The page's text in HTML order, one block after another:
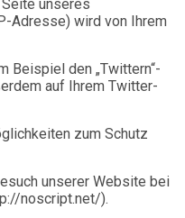
unseres
Adresse) wird von Ihrem
Beispiel den „Twittern“-
auf Ihrem Twitter-
zum Schutz
unserer Website bei
noscript.net/).